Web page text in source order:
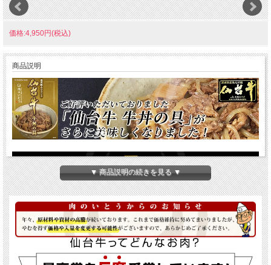
価格:4,950円(税込)
商品説明
▼ 商品説明の続きを見る ▼